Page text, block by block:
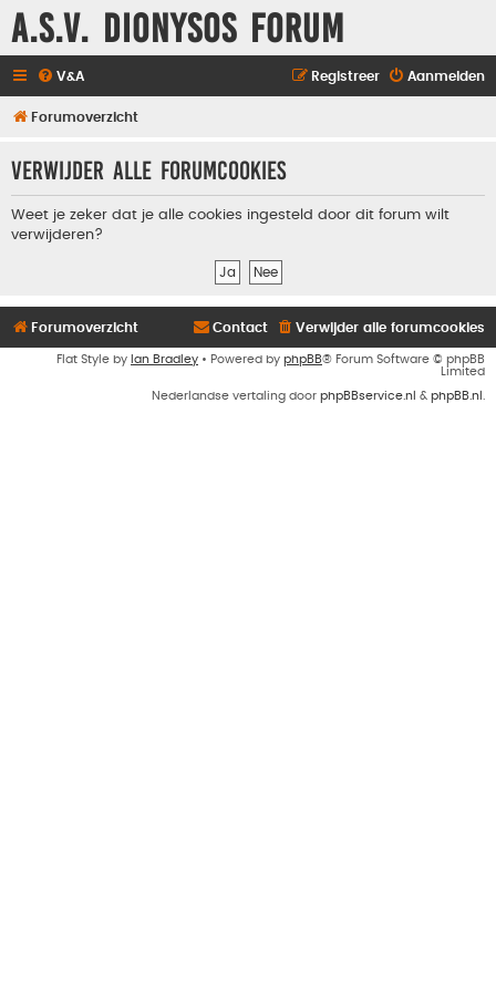
A.S.V. Dionysos Forum
V&A Aanmelden
Registreer
Forumoverzicht
Verwijder alle forumcookies
Weet je zeker dat je alle cookies ingesteld door dit forum wilt
verwijderen?
Forumoverzicht Verwijder alle forumcookies
Contact
Flat Style by Ian Bradley • Powered by phpBB® Forum Software © phpBB
Limited
Nederlandse vertaling door phpBBservice.nl & phpBB.nl